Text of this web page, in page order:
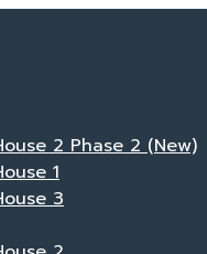
2 Phase 2 (New)
1
3